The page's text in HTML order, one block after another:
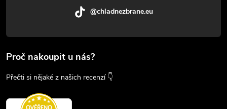
@chladnezbrane.eu
Proč nakoupit u nás?
Přečti si nějaké z našich recenzí 👇